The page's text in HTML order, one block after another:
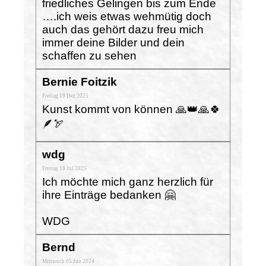
friedliches Gelingen bis zum Ende
….ich weis etwas wehmütig doch
auch das gehört dazu freu mich
immer deine Bilder und dein
schaffen zu sehen
Bernie Foitzik
Freitag 19 Dez 2025
Kunst kommt von können 🙏👑🙏🍀
🪶🏹
wdg
Freitag 18 Jul 2025
Ich möchte mich ganz herzlich für
ihre Einträge bedanken 🤗
WDG
Bernd
Mittwoch 05 Jun 2024